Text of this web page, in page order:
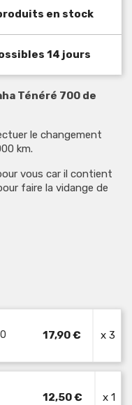
en stock
14 jours
Ténéré 700 de
le changement
km.
vous car il contient
faire la vidange de
17,90 € x 3
12,50 € x 1